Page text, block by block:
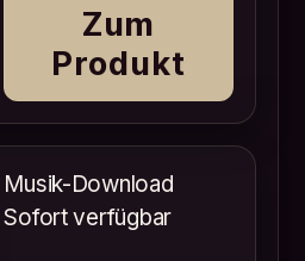
Zum
Produkt
Musik-Download
Sofort verfügbar